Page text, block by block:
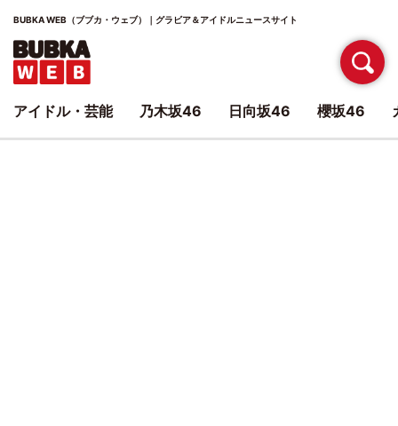
BUBKA WEB（ブブカ・ウェブ）｜グラビア＆アイドルニュースサイト
アイドル・芸能 乃木坂46 日向坂46 櫻坂46